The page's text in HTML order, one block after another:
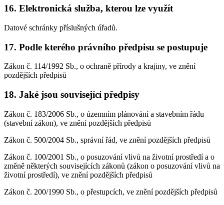
16. Elektronická služba, kterou lze využít
Datové schránky příslušných úřadů.
17. Podle kterého právního předpisu se postupuje
Zákon č. 114/1992 Sb., o ochraně přírody a krajiny, ve znění
pozdějších předpisů
18. Jaké jsou související předpisy
Zákon č. 183/2006 Sb., o územním plánování a stavebním řádu
(stavební zákon), ve znění pozdějších předpisů
Zákon č. 500/2004 Sb., správní řád, ve znění pozdějších předpisů
Zákon č. 100/2001 Sb., o posuzování vlivů na životní prostředí a o
změně některých souvisejících zákonů (zákon o posuzování vlivů na
životní prostředí), ve znění pozdějších předpisů
Zákon č. 200/1990 Sb., o přestupcích, ve znění pozdějších předpisů